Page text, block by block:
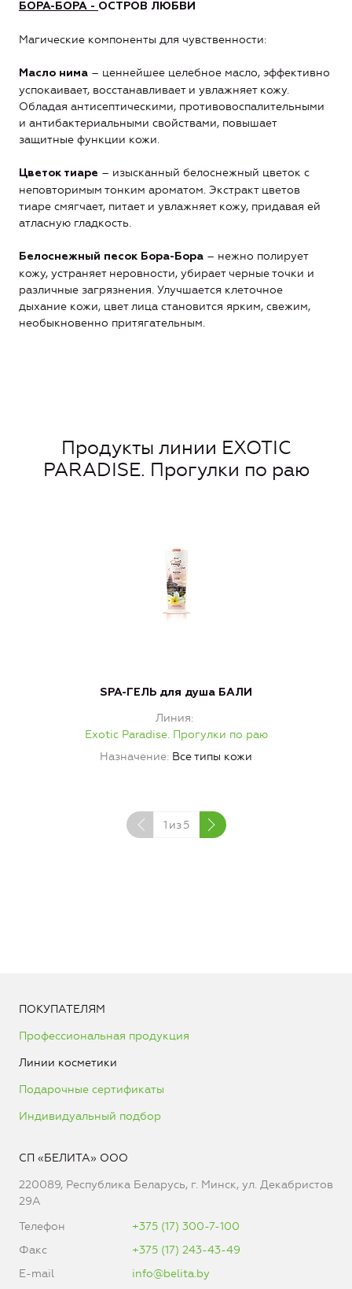
БОРА-БОРА - ОСТРОВ ЛЮБВИ
Магические компоненты для чувственности:
Масло нима – ценнейшее целебное масло, эффективно
успокаивает, восстанавливает и увлажняет кожу.
Обладая антисептическими, противовоспалительными
и антибактериальными свойствами, повышает
защитные функции кожи.
Цветок тиаре – изысканный белоснежный цветок с
неповторимым тонким ароматом. Экстракт цветов
тиаре смягчает, питает и увлажняет кожу, придавая ей
атласную гладкость.
Белоснежный песок Бора-Бора – нежно полирует
кожу, устраняет неровности, убирает черные точки и
различные загрязнения. Улучшается клеточное
дыхание кожи, цвет лица становится ярким, свежим,
необыкновенно притягательным.
Продукты линии EXOTIC
PARADISE. Прогулки по раю
SPA-ГЕЛЬ для душа БАЛИ
Линия
Exotic Paradise. Прогулки по раю
Назначение Все типы кожи
1 из 5
ПОКУПАТЕЛЯМ
Профессиональная продукция
Линии косметики
Подарочные сертификаты
Индивидуальный подбор
СП «БЕЛИТА» ООО
220089, Республика Беларусь, г. Минск, ул. Декабристов
29А
Телефон
+375 (17) 300-7-100
Факс
+375 (17) 243-43-49
E-mail
info@belita.by